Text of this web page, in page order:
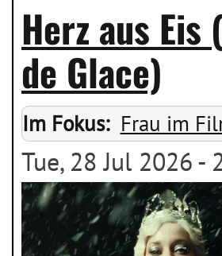
Herz aus Eis
de Glace)
Im Fokus Frau im
Tue, 28 Jul 2026 -